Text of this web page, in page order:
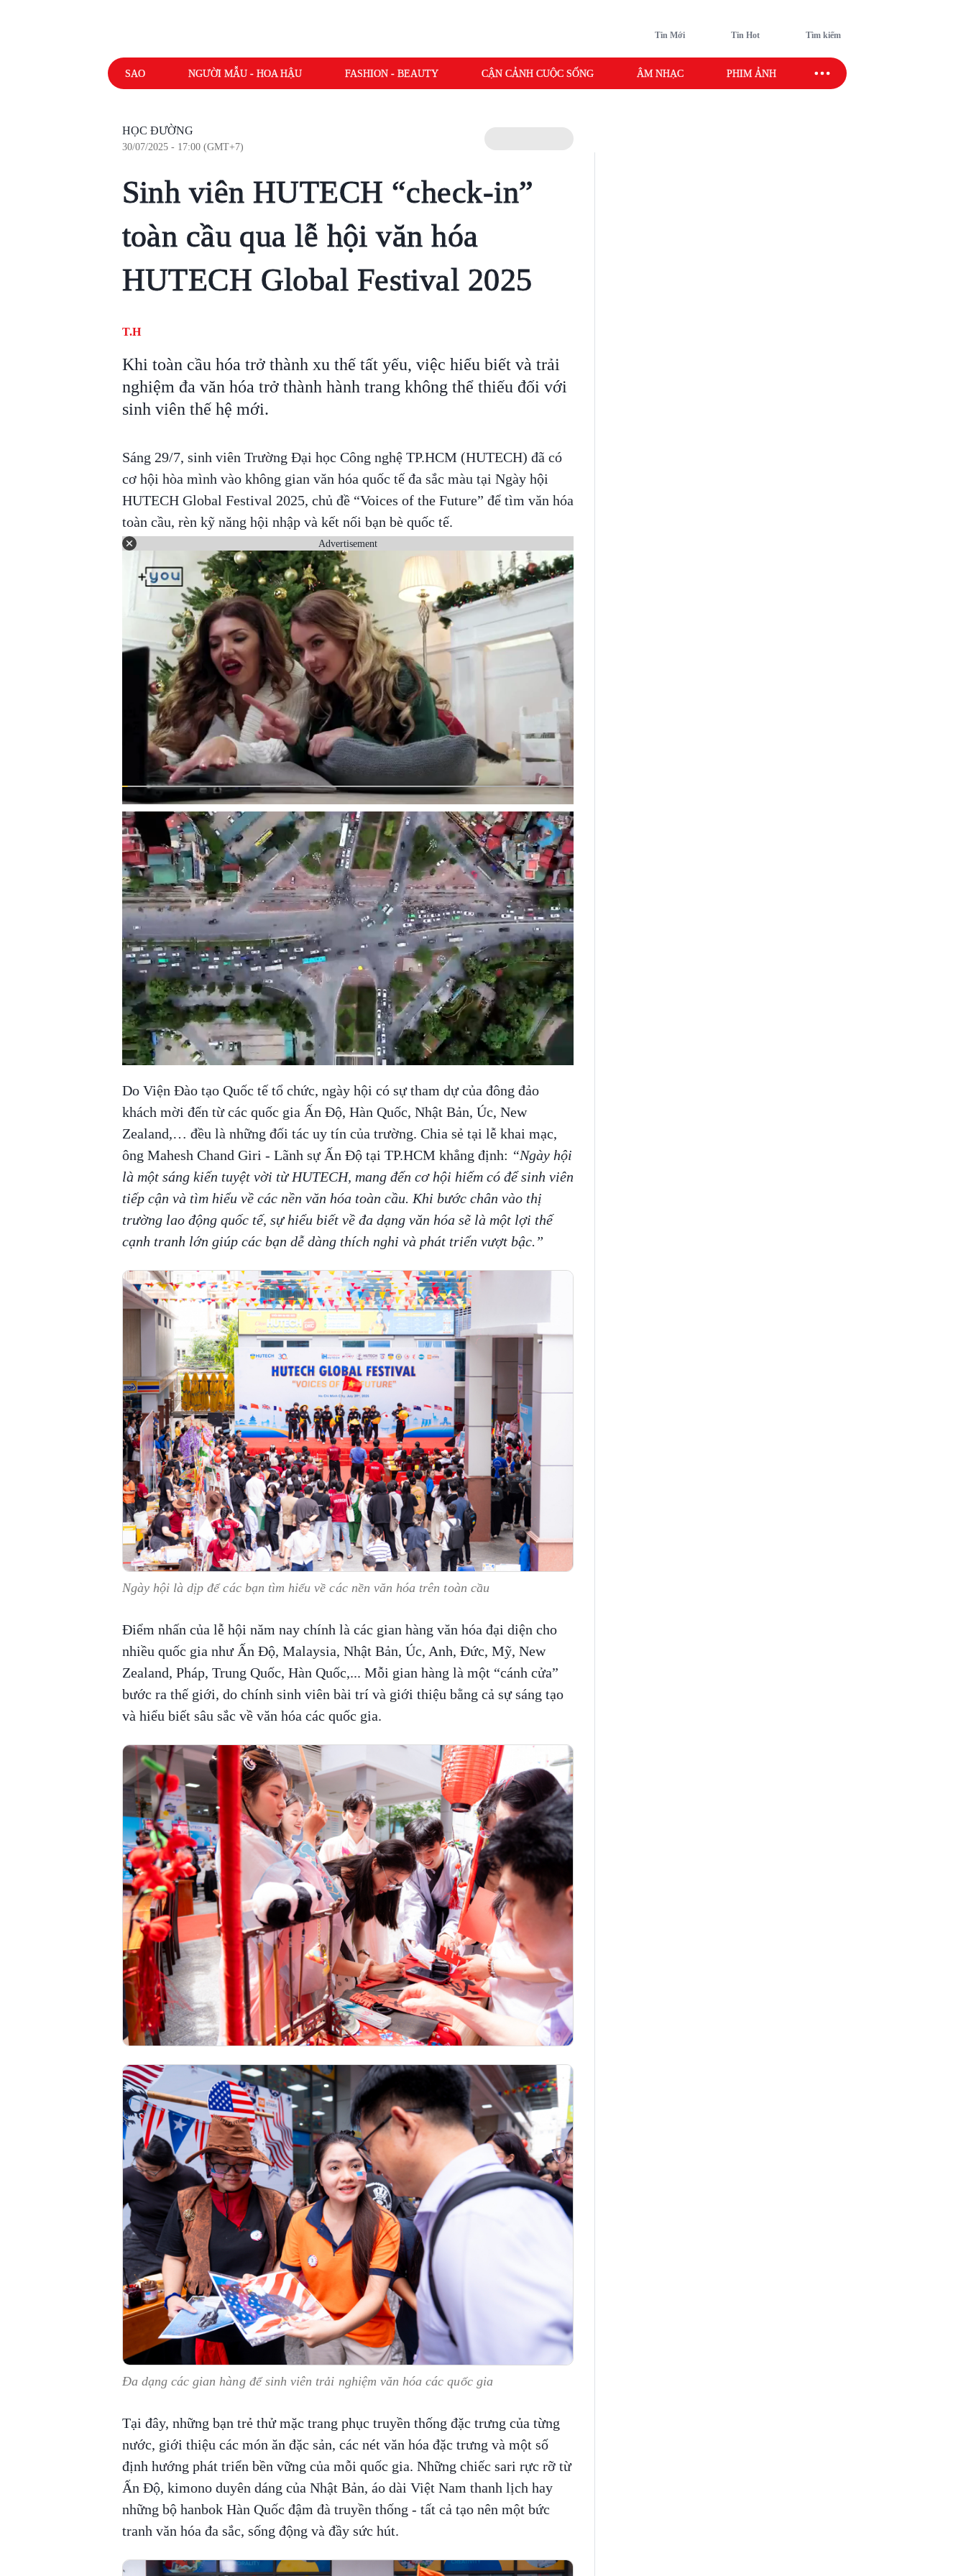
Tin Mới Tin Hot Tìm kiếm
SAO NGƯỜI MẪU - HOA HẬU FASHION - BEAUTY CẬN CẢNH CUỘC SỐNG ÂM NHẠC PHIM ẢNH SAO SPORT
HỌC ĐƯỜNG
30/07/2025 - 17:00 (GMT+7)
Sinh viên HUTECH “check-in”
toàn cầu qua lễ hội văn hóa
HUTECH Global Festival 2025
T.H
Khi toàn cầu hóa trở thành xu thế tất yếu, việc hiểu biết và trải
nghiệm đa văn hóa trở thành hành trang không thể thiếu đối với
sinh viên thế hệ mới.
Sáng 29/7, sinh viên Trường Đại học Công nghệ TP.HCM (HUTECH) đã có
cơ hội hòa mình vào không gian văn hóa quốc tế đa sắc màu tại Ngày hội
HUTECH Global Festival 2025, chủ đề “Voices of the Future” để tìm văn hóa
toàn cầu, rèn kỹ năng hội nhập và kết nối bạn bè quốc tế.
Advertisement
Do Viện Đào tạo Quốc tế tổ chức, ngày hội có sự tham dự của đông đảo
khách mời đến từ các quốc gia Ấn Độ, Hàn Quốc, Nhật Bản, Úc, New
Zealand,… đều là những đối tác uy tín của trường. Chia sẻ tại lễ khai mạc,
ông Mahesh Chand Giri - Lãnh sự Ấn Độ tại TP.HCM khẳng định: “Ngày hội
là một sáng kiến tuyệt vời từ HUTECH, mang đến cơ hội hiếm có để sinh viên
tiếp cận và tìm hiểu về các nền văn hóa toàn cầu. Khi bước chân vào thị
trường lao động quốc tế, sự hiểu biết về đa dạng văn hóa sẽ là một lợi thế
cạnh tranh lớn giúp các bạn dễ dàng thích nghi và phát triển vượt bậc.”
Ngày hội là dịp để các bạn tìm hiểu về các nền văn hóa trên toàn cầu
Điểm nhấn của lễ hội năm nay chính là các gian hàng văn hóa đại diện cho
nhiều quốc gia như Ấn Độ, Malaysia, Nhật Bản, Úc, Anh, Đức, Mỹ, New
Zealand, Pháp, Trung Quốc, Hàn Quốc,... Mỗi gian hàng là một “cánh cửa”
bước ra thế giới, do chính sinh viên bài trí và giới thiệu bằng cả sự sáng tạo
và hiểu biết sâu sắc về văn hóa các quốc gia.
Đa dạng các gian hàng để sinh viên trải nghiệm văn hóa các quốc gia
Tại đây, những bạn trẻ thử mặc trang phục truyền thống đặc trưng của từng
nước, giới thiệu các món ăn đặc sản, các nét văn hóa đặc trưng và một số
định hướng phát triển bền vững của mỗi quốc gia. Những chiếc sari rực rỡ từ
Ấn Độ, kimono duyên dáng của Nhật Bản, áo dài Việt Nam thanh lịch hay
những bộ hanbok Hàn Quốc đậm đà truyền thống - tất cả tạo nên một bức
tranh văn hóa đa sắc, sống động và đầy sức hút.